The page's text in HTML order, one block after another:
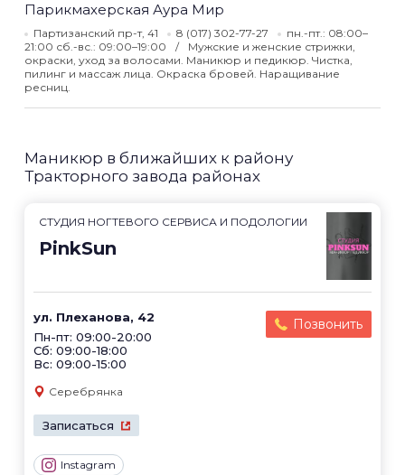
Парикмахерская Аура Мир
Партизанский пр-т, 41 8 (017) 302-77-27
пн.-пт.: 08:00–
21:00 сб.-вс.: 09:00–19:00
Мужские и женские стрижки,
окраски, уход за волосами. Маникюр и педикюр. Чистка,
пилинг и массаж лица. Окраска бровей. Наращивание
ресниц.
Маникюр в ближайших к району
Тракторного завода районах
СТУДИЯ НОГТЕВОГО СЕРВИСА И ПОДОЛОГИИ
PinkSun
ул. Плеханова, 42
Пн-пт: 09:00-20:00
Сб: 09:00-18:00
Вс: 09:00-15:00
Позвонить
Серебрянка
Записаться
Instagram